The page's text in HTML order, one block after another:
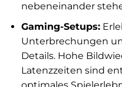
nebeneinander
Gaming-Setups:
Unterbrechungen
Details. Hohe
Latenzzeiten sind